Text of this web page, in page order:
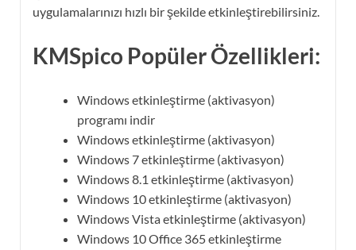
uygulamalarınızı hızlı bir şekilde etkinleştirebilirsiniz.
KMSpico PopülerÖzellikleri:
Windows etkinleştirme (aktivasyon)
programı indir
Windows etkinleştirme (aktivasyon)
Windows 7 etkinleştirme (aktivasyon)
Windows 8.1 etkinleştirme (aktivasyon)
Windows 10 etkinleştirme (aktivasyon)
Windows Vista etkinleştirme (aktivasyon)
Windows 10 Office 365 etkinleştirme